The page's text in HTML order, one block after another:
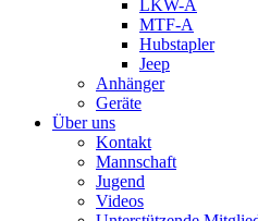
LKW-A
MTF-A
Hubstapler
Jeep
Anhänger
Geräte
Über uns
Kontakt
Mannschaft
Jugend
Videos